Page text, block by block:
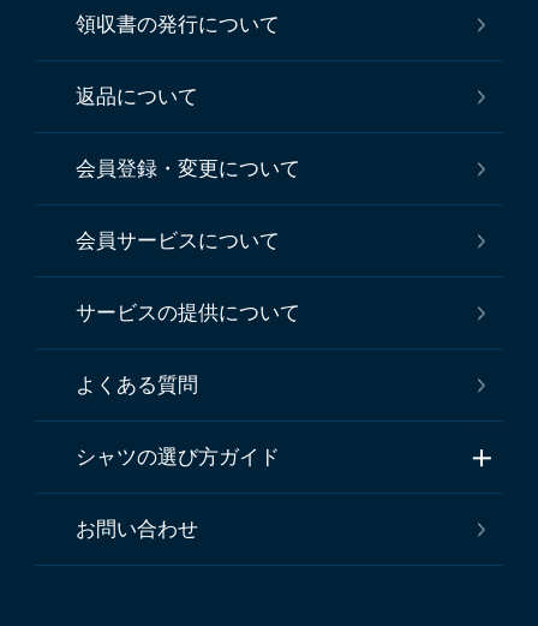
領収書の発行について
返品について
会員登録・変更について
会員サービスについて
サービスの提供について
よくある質問
シャツの選び方ガイド
お問い合わせ